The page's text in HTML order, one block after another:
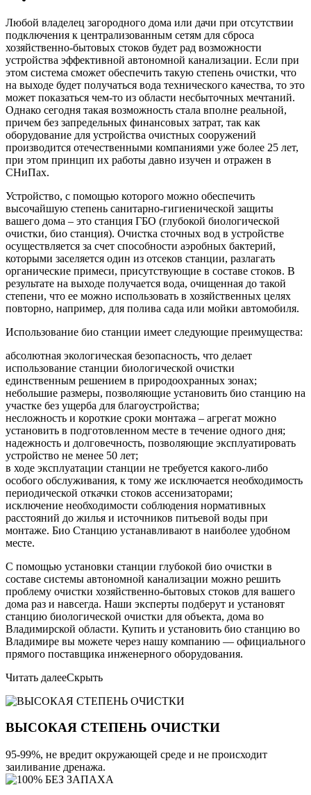
Любой владелец загородного дома или дачи при отсутствии
подключения к централизованным сетям для сброса
хозяйственно-бытовых стоков будет рад возможности
устройства эффективной автономной канализации. Если при
этом система сможет обеспечить такую степень очистки, что
на выходе будет получаться вода технического качества, то это
может показаться чем-то из области несбыточных мечтаний.
Однако сегодня такая возможность стала вполне реальной,
причем без запредельных финансовых затрат, так как
оборудование для устройства очистных сооружений
производится отечественными компаниями уже более 25 лет,
при этом принцип их работы давно изучен и отражен в
СНиПах.
Устройство, с помощью которого можно обеспечить
высочайшую степень санитарно-гигиенической защиты
вашего дома – это станция ГБО (глубокой биологической
очистки, био станция). Очистка сточных вод в устройстве
осуществляется за счет способности аэробных бактерий,
которыми заселяется один из отсеков станции, разлагать
органические примеси, присутствующие в составе стоков. В
результате на выходе получается вода, очищенная до такой
степени, что ее можно использовать в хозяйственных целях
повторно, например, для полива сада или мойки автомобиля.
Использование био станции имеет следующие преимущества:
абсолютная экологическая безопасность, что делает
использование станции биологической очистки
единственным решением в природоохранных зонах;
небольшие размеры, позволяющие установить био станцию на
участке без ущерба для благоустройства;
несложность и короткие сроки монтажа – агрегат можно
установить в подготовленном месте в течение одного дня;
надежность и долговечность, позволяющие эксплуатировать
устройство не менее 50 лет;
в ходе эксплуатации станции не требуется какого-либо
особого обслуживания, к тому же исключается необходимость
периодической откачки стоков ассенизаторами;
исключение необходимости соблюдения нормативных
расстояний до жилья и источников питьевой воды при
монтаже. Био Станцию устанавливают в наиболее удобном
месте.
С помощью установки станции глубокой био очистки в
составе системы автономной канализации можно решить
проблему очистки хозяйственно-бытовых стоков для вашего
дома раз и навсегда. Наши эксперты подберут и установят
станцию биологической очистки для объекта, дома во
Владимирской области. Купить и установить био станцию во
Владимире вы можете через нашу компанию — официального
прямого поставщика инженерного оборудования.
Читать далееСкрыть
ВЫСОКАЯ СТЕПЕНЬ ОЧИСТКИ
95-99%, не вредит окружающей среде и не происходит
заиливание дренажа.